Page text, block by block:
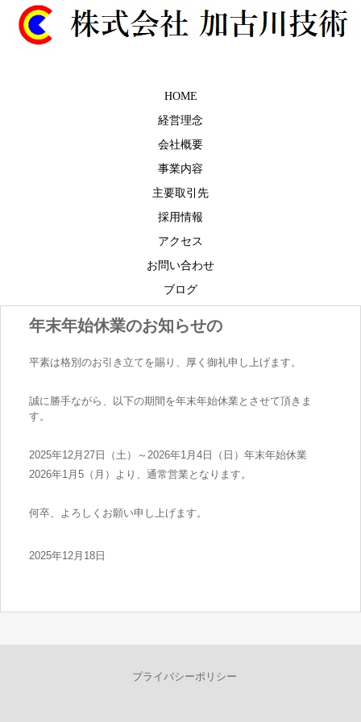
HOME
経営理念
会社概要
事業内容
主要取引先
採用情報
アクセス
お問い合わせ
ブログ
年末年始休業のお知らせの
平素は格別のお引き立てを賜り、厚く御礼申し上げます。
誠に勝手ながら、以下の期間を年末年始休業とさせて頂きま
す。
2025年12月27日（土）～2026年1月4日（日）年末年始休業
2026年1月5（月）より、通常営業となります。
何卒、よろしくお願い申し上げます。
2025年12月18日
プライバシーポリシー